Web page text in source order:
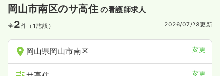
岡山市南区のサ高住 の看護師求人
全2件（1施設） 2026/07/23更新
岡山県岡山市南区 変更
変更